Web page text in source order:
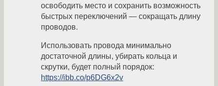
освободить место и сохранить возможность
быстрых переключений — сокращать длину
проводов.
Использовать провода минимально
достаточной длины, убирать кольца и
скрутки, будет полный порядок:
https://ibb.co/p6DG6x2v